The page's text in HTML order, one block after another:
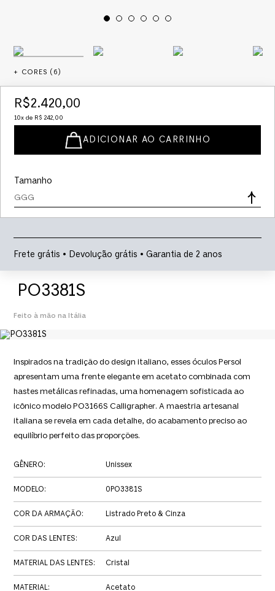
+ CORES ( 6)
Tamanho
GGG
R$2.420,00
10x de R$ 242,00
ADICIONAR AO CARRINHO
Frete grátis • Devolução grátis • Garantia de 2 anos
PO3381S
Feito à mão na Itália
Inspirados na tradição do design italiano, esses óculos Persol
apresentam uma frente elegante em acetato combinada com
hastes metálicas refinadas, uma homenagem sofisticada ao
icônico modelo PO3166S Calligrapher. A maestria artesanal
italiana se revela em cada detalhe, do acabamento preciso ao
equilíbrio perfeito das proporções.
GÊNERO: Unissex
MODELO: 0PO3381S
COR DA ARMAÇÃO: Listrado Preto & Cinza
COR DAS LENTES: Azul
MATERIAL DAS LENTES: Cristal
MATERIAL: Acetato